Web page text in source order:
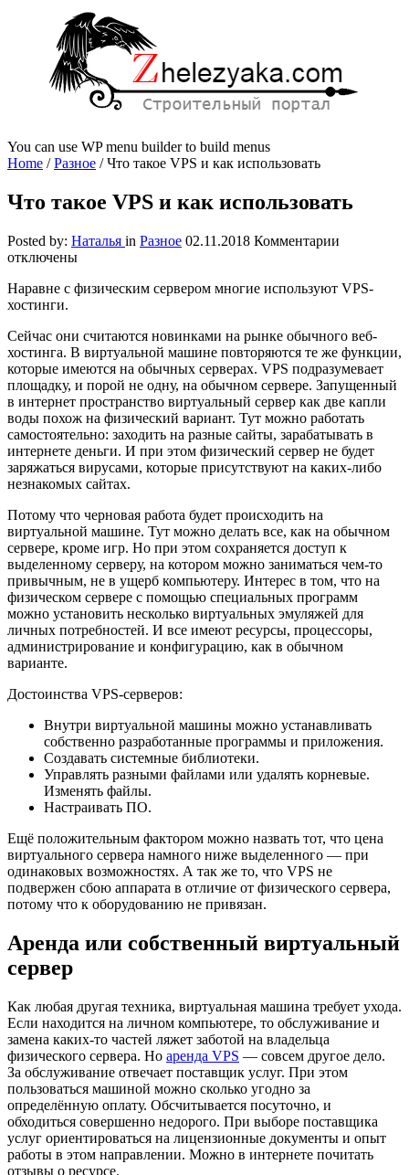
You can use WP menu builder to build menus
Home /Разное /Что такое VPS и как использовать
Что такое VPS и как использовать
Posted by: Наталья in Разное 02.11.2018 Комментарии
такое
как
отключены
Наравне с физическим сервером многие используют VPS-
хостинги.
Сейчас они считаются новинками на рынке обычного веб-
хостинга. В виртуальной машине повторяются те же функции,
которые имеются на обычных серверах. VPS подразумевает
площадку, и порой не одну, на обычном сервере. Запущенный
в интернет пространство виртуальный сервер как две капли
воды похож на физический вариант. Тут можно работать
самостоятельно: заходить на разные сайты, зарабатывать в
интернете деньги. И при этом физический сервер не будет
заряжаться вирусами, которые присутствуют на каких-либо
незнакомых сайтах.
Потому что черновая работа будет происходить на
виртуальной машине. Тут можно делать все, как на обычном
сервере, кроме игр. Но при этом сохраняется доступ к
выделенному серверу, на котором можно заниматься чем-то
привычным, не в ущерб компьютеру. Интерес в том, что на
физическом сервере с помощью специальных программ
можно установить несколько виртуальных эмуляжей для
личных потребностей. И все имеют ресурсы, процессоры,
администрирование и конфигурацию, как в обычном
варианте.
Достоинства VPS-серверов:
Внутри виртуальной машины можно устанавливать
собственно разработанные программы и приложения.
Создавать системные библиотеки.
Управлять разными файлами или удалять корневые.
Изменять файлы.
Настраивать ПО.
Ещё положительным фактором можно назвать тот, что цена
виртуального сервера намного ниже выделенного — при
одинаковых возможностях. А так же то, что VPS не
подвержен сбою аппарата в отличие от физического сервера,
потому что к оборудованию не привязан.
Аренда или собственный виртуальный
сервер
Как любая другая техника, виртуальная машина требует ухода.
Если находится на личном компьютере, то обслуживание и
замена каких-то частей ляжет заботой на владельца
физического сервера. Но аренда VPS — совсем другое дело.
За обслуживание отвечает поставщик услуг. При этом
пользоваться машиной можно сколько угодно за
определённую оплату. Обсчитывается посуточно, и
обходиться совершенно недорого. При выборе поставщика
услуг ориентироваться на лицензионные документы и опыт
работы в этом направлении. Можно в интернете почитать
отзывы о ресурсе.